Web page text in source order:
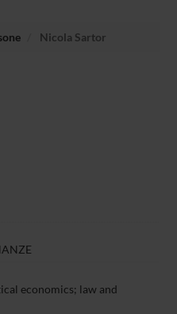
Nicola Sartor
economics; law and